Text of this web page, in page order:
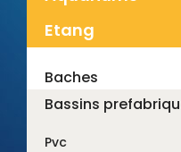
Etang
Baches
Bassins
Pvc